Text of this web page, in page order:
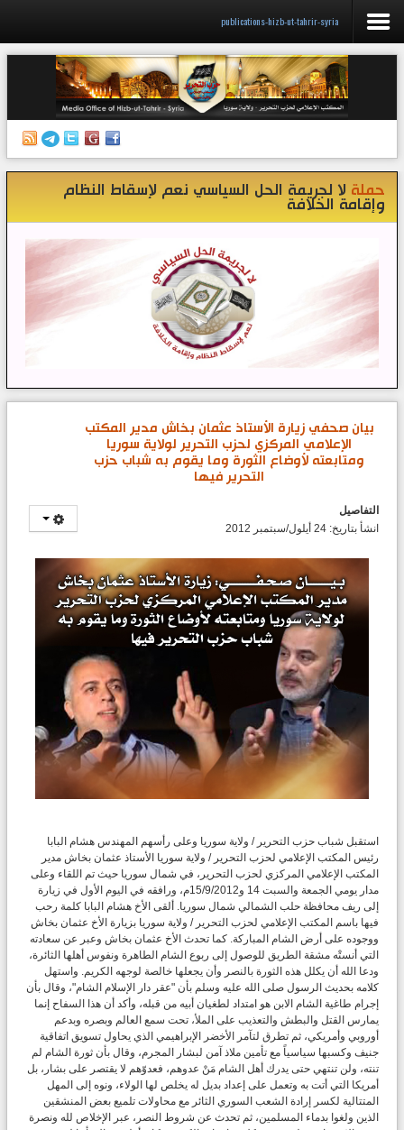
الرئيسية
إصدارات
أنشطة وفعاليات
منبر الصحافة
تواصل معنا
إذاعة المكتب/ سوريا
قناتنا على تيليغرام
publications-hizb-ut-tahrir-syria
حملة لا لجريمة الحل السياسي نعم لإسقاط النظام
وإقامة الخلافة
بيان صحفي زيارة الأستاذ عثمان بخاش مدير المكتب
الإعلامي المركزي لحزب التحرير لولاية سوريا
ومتابعته لأوضاع الثورة وما يقوم به شباب حزب
التحرير فيها
التفاصيل
انشأ بتاريخ: 24 أيلول/سبتمبر 2012
استقبل شباب حزب التحرير / ولاية سوريا وعلى رأسهم المهندس هشام البابا
رئيس المكتب الإعلامي لحزب التحرير / ولاية سوريا الأستاذ عثمان بخاش مدير
المكتب الإعلامي المركزي لحزب التحرير، في شمال سوريا حيث تم اللقاء وعلى
مدار يومي الجمعة والسبت 14 و15/9/2012م، ورافقه في اليوم الأول في زيارة
إلى ريف محافظة حلب الشمالي شمال سوريا. ألقى الأخ هشام البابا كلمة رحب
فيها باسم المكتب الإعلامي لحزب التحرير / ولاية سوريا بزيارة الأخ عثمان بخاش
ووجوده على أرض الشام المباركة. كما تحدث الأخ عثمان بخاش وعبر عن سعادته
التي أنستْه مشقة الطريق للوصول إلى ربوع الشام الطاهرة ونفوس أهلها الثائرة،
ودعا الله أن يكلل هذه الثورة بالنصر وأن يجعلها خالصة لوجهه الكريم. واستهل
كلامه بحديث الرسول صلى الله عليه وسلم بأن "عقر دار الإسلام الشام"، وقال بأن
إجرام طاغية الشام الابن هو امتداد لطغيان أبيه من قبله، وأكد أن هذا السفاح إنما
يمارس القتل والبطش والتعذيب على الملأ، تحت سمع العالم وبصره وبدعم
أوروبي وأمريكي، ثم تطرق لتآمر الأخضر الإبراهيمي الذي يحاول تسويق اتفاقية
جنيف وكسبها سياسياً مع تأمين ملاذ آمن لبشار المجرم، وقال بأن ثورة الشام لم
تنته، ولن تنتهي حتى يدرك أهل الشام مَنْ عدوهم، فعدوّهم لا يقتصر على بشار، بل
أمريكا التي أتت به وتعمل على إعداد بديل له يخلص لها الولاء، ونوه إلى المهل
المتتالية لكسر إرادة الشعب السوري الثائر مع محاولات تلميع بعض المنشقين
الذين ولغوا بدماء المسلمين، ثم تحدث عن شروط النصر، عبر الإخلاص لله ونصرة